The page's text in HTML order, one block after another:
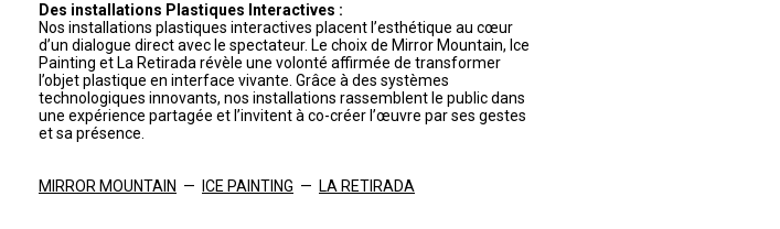
Des installations Plastiques Interactives :
Nos installations plastiques interactives placent l’esthétique au cœur
d’un dialogue direct avec le spectateur. Le choix de Mirror Mountain, Ice
Painting et La Retirada révèle une volonté affirmée de transformer
l’objet plastique en interface vivante. Grâce à des systèmes
technologiques innovants, nos installations rassemblent le public dans
une expérience partagée et l’invitent à co-créer l’œuvre par ses gestes
et sa présence.
MIRROR MOUNTAIN — ICE PAINTING — LA RETIRADA